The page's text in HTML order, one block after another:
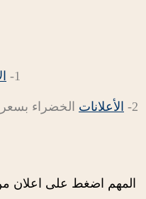
1-
2- الأعلانات
المهم اضغط على اعلان